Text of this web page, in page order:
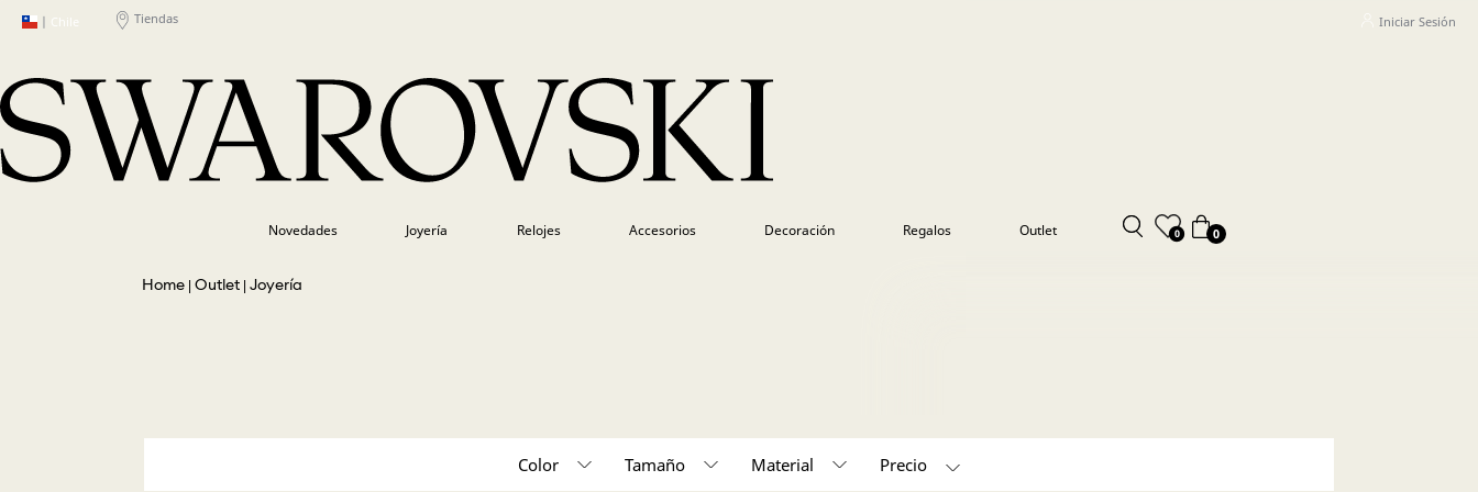
| Chile Tiendas Iniciar Sesión
Novedades Joyería Relojes Accesorios Decoración Regalos Outlet 0 0
Outlet Joyería
Color Tamaño Material